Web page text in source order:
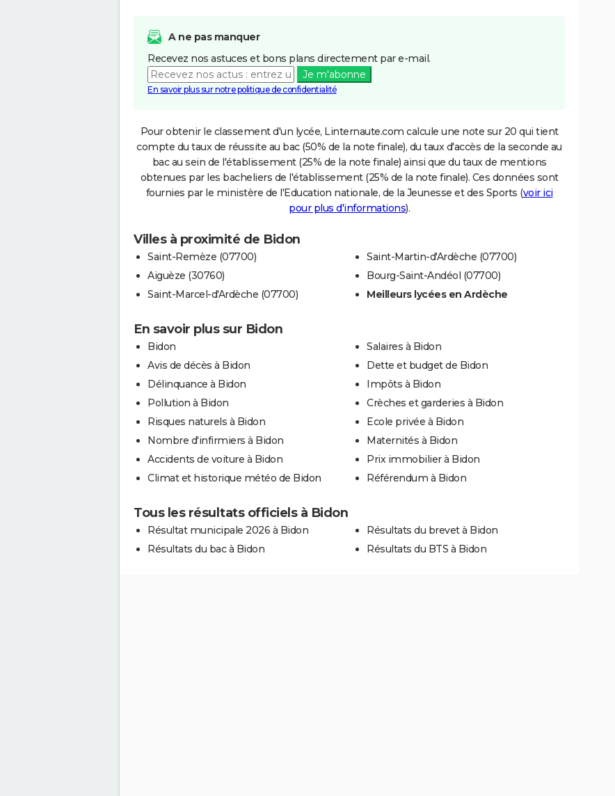
A ne pas manquer
Recevez nos astuces et bons plans directement par e-mail.
Je m'abonne
En savoir plus sur notre politique de confidentialité
Pour obtenir le classement d'un lycée, Linternaute.com calcule une note sur 20 qui tient
compte du taux de réussite au bac (50% de la note finale), du taux d'accès de la seconde au
bac au sein de l'établissement (25% de la note finale) ainsi que du taux de mentions
obtenues par les bacheliers de l'établissement (25% de la note finale). Ces données sont
fournies par le ministère de l'Education nationale, de la Jeunesse et des Sports (voir ici
pour plus d'informations).
Villes à proximité de Bidon
Saint-Remèze (07700)
Aiguèze (30760)
Saint-Marcel-d'Ardèche (07700)
Saint-Martin-d'Ardèche (07700)
Bourg-Saint-Andéol (07700)
Meilleurs lycées en Ardèche
En savoir plus sur Bidon
Bidon
Avis de décès à Bidon
Délinquance à Bidon
Pollution à Bidon
Risques naturels à Bidon
Nombre d'infirmiers à Bidon
Accidents de voiture à Bidon
Climat et historique météo de Bidon
Salaires à Bidon
Dette et budget de Bidon
Impôts à Bidon
Crèches et garderies à Bidon
Ecole privée à Bidon
Maternités à Bidon
Prix immobilier à Bidon
Référendum à Bidon
Tous les résultats officiels à Bidon
Résultat municipale 2026 à Bidon
Résultats du bac à Bidon
Résultats du brevet à Bidon
Résultats du BTS à Bidon